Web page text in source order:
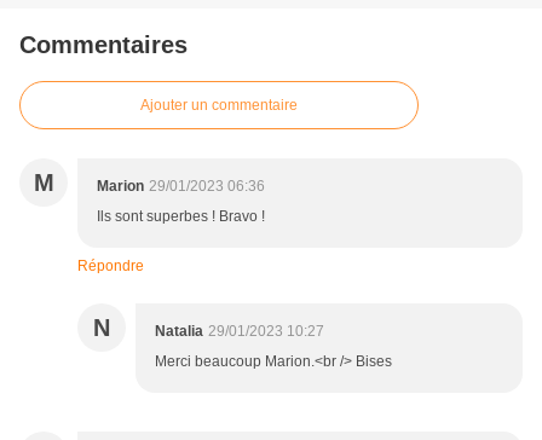
Commentaires
Ajouter un commentaire
M Marion 29/01/2023 06:36
Ils sont superbes ! Bravo !
Répondre
N Natalia 29/01/2023 10:27
Merci beaucoup Marion.<br /> Bises